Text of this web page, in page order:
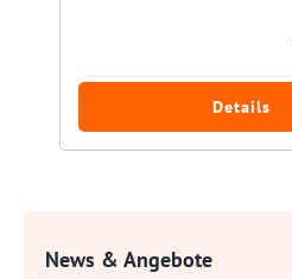
Details
News & Angebote